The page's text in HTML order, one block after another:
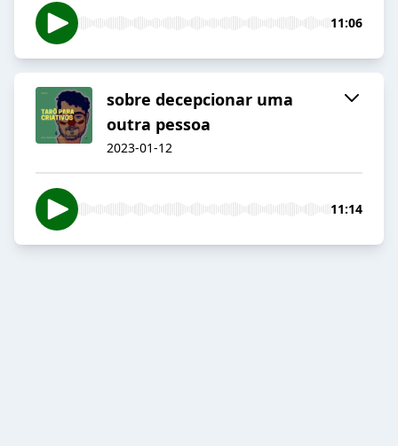
11:06
sobre decepcionar uma
outra pessoa
2023-01-12
11:14